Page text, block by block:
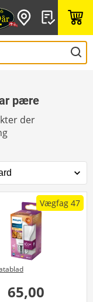
pære
der
Vægfag 47
65,00